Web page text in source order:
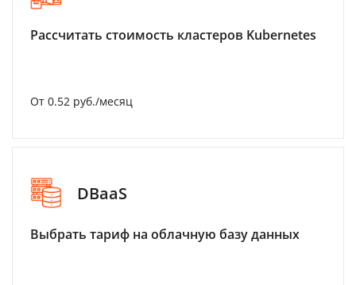
Рассчитать стоимость кластеров Kubernetes
От 0.52 руб./месяц
DBaaS
Выбрать тариф на облачную базу данных